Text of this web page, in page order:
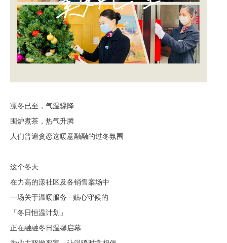
凛冬已至，气温骤降
围炉煮茶，热气升腾
人们普遍贪恋这暖意融融的过冬氛围
这个冬天
在力高的漾社区及各销售案场中
一场关于温暖服务 · 贴心守候的
「冬日恒温计划」
正在融融冬日温馨启幕